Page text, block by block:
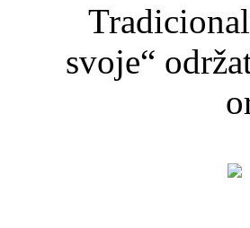
svoje“